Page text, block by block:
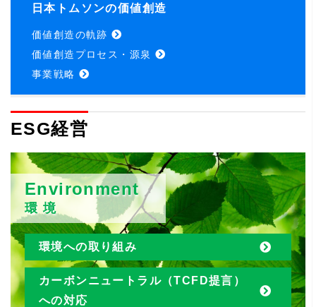
日本トムソンの価値創造
価値創造の軌跡
価値創造プロセス・源泉
事業戦略
ESG経営
Environment
環 境
環境への取り組み
カーボンニュートラル（TCFD提言）
への対応